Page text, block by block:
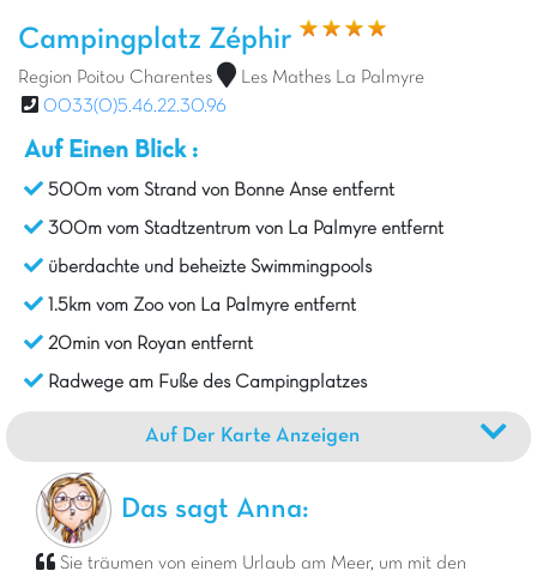
Campingplatz Zéphir
Region Poitou Charentes
Les Mathes La Palmyre
0033(0)5.46.22.30.96
Auf Einen Blick :
500m vom Strand von Bonne Anse entfernt
300m vom Stadtzentrum von La Palmyre entfernt
überdachte und beheizte Swimmingpools
1.5km vom Zoo von La Palmyre entfernt
20min von Royan entfernt
Radwege am Fuße des Campingplatzes
Auf Der Karte Anzeigen
Das sagt Anna:
Sie träumen von einem Urlaub am Meer, um mit den